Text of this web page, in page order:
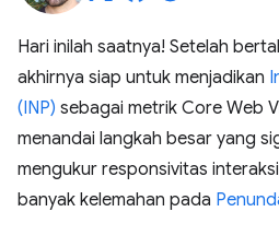
Hari inilah saatnya! Setelah
akhirnya siap untuk menjadikan
(INP) sebagai metrik Core Web
menandai langkah besar yang
mengukur responsivitas
banyak kelemahan pada